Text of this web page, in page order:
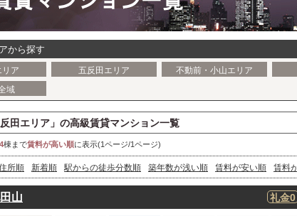
から探す
リア 五反田エリア 不動前・小山エリア
域
田エリア」の高級賃貸マンション一覧
棟まで賃料が高い順に表示(1ページ/1ページ)
所順 新着順 駅からの徒歩分数順 築年数が浅い順 賃料が安い順 賃料
山 礼金0